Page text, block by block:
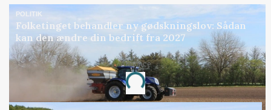
POLITIK
Folketinget behandler ny gødskningslov: Sådan
kan den ændre din bedrift fra 2027
Annonce
Loading...